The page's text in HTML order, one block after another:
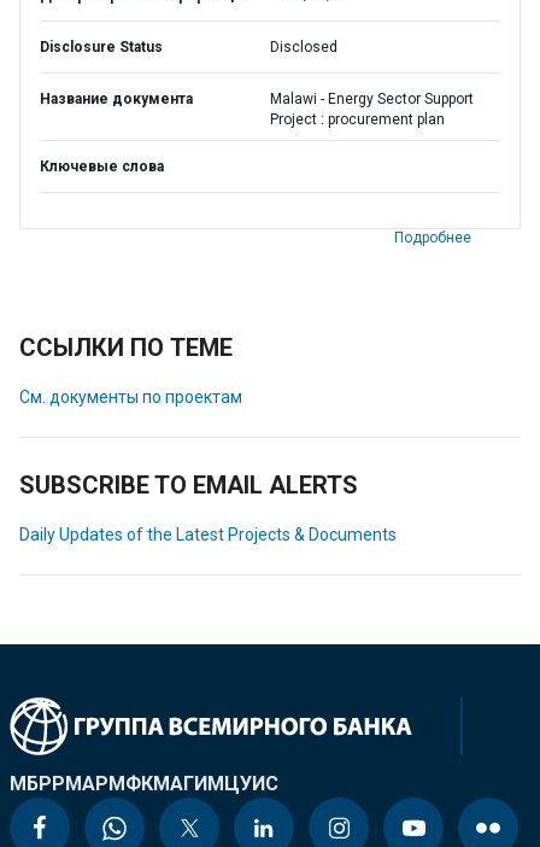
Disclosure Status Disclosed
Название документа
Malawi - Energy Sector Support
Project : procurement plan
Ключевые слова
Подробнее
ССЫЛКИ ПО ТЕМЕ
См. документы по проектам
SUBSCRIBE TO EMAIL ALERTS
Daily Updates of the Latest Projects & Documents
МБРРМАРМФКМАГИМЦУИС